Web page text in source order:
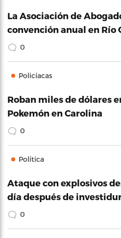
La Asociación de
convención anual en Río
0
Policíacas
Roban miles de dólares
Pokemón en Carolina
0
Política
Ataque con explosivos
día después de
0